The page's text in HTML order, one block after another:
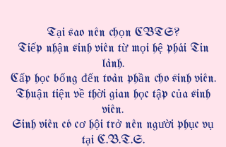
Tại sao nên chọn CBTS?
Tiếp nhận sinh viên từ mọi hệ phái Tin
lành.
Cấp học bổng đến toàn phần cho sinh viên.
Thuận tiện về thời gian học tập của sinh
viên.
Sinh viên có cơ hội trở nên người phục vụ
tại C.B.T.S.